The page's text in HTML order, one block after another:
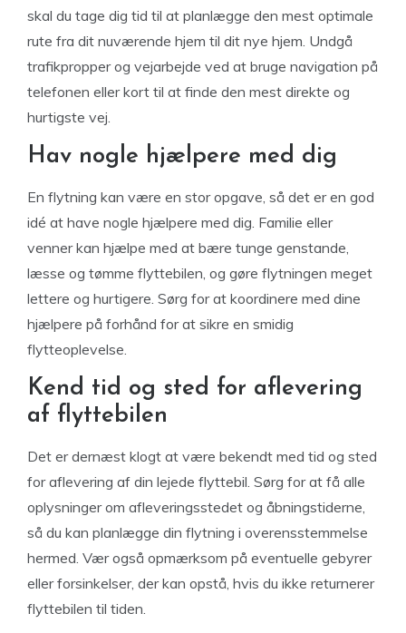
skal du tage dig tid til at planlægge den mest optimale
rute fra dit nuværende hjem til dit nye hjem. Undgå
trafikpropper og vejarbejde ved at bruge navigation på
telefonen eller kort til at finde den mest direkte og
hurtigste vej.
Hav nogle hjælpere med dig
En flytning kan være en stor opgave, så det er en god
idé at have nogle hjælpere med dig. Familie eller
venner kan hjælpe med at bære tunge genstande,
læsse og tømme flyttebilen, og gøre flytningen meget
lettere og hurtigere. Sørg for at koordinere med dine
hjælpere på forhånd for at sikre en smidig
flytteoplevelse.
Kend tid og sted for aflevering
af flyttebilen
Det er dernæst klogt at være bekendt med tid og sted
for aflevering af din lejede flyttebil. Sørg for at få alle
oplysninger om afleveringsstedet og åbningstiderne,
så du kan planlægge din flytning i overensstemmelse
hermed. Vær også opmærksom på eventuelle gebyrer
eller forsinkelser, der kan opstå, hvis du ikke returnerer
flyttebilen til tiden.